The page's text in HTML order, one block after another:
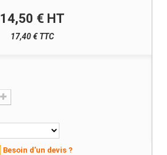
14,50 € HT
17,40 € TTC
Besoin d'un devis ?